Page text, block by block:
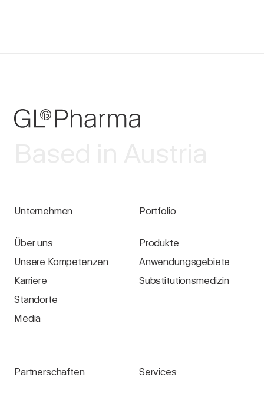
Unternehmen
Über uns
Unsere Kompetenzen
Karriere
Standorte
Media
Portfolio
Produkte
Anwendungsgebiete
Substitutionsmedizin
Partnerschaften Services